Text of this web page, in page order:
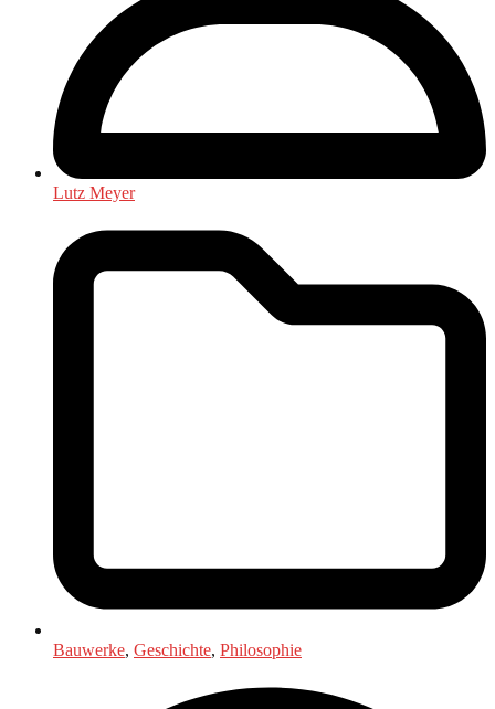
Lutz Meyer
Bauwerke, Geschichte, Philosophie